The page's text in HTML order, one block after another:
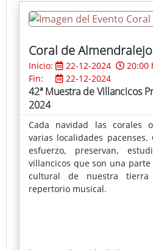
entretenimiento y la
cuenta-cuento
algo alocados y muy
Coral de Almendralejo
Inicio: 22-12-2024
20:00
Fin:
22-12-2024
42ª Muestra de Villancicos
2024
Cada navidad las corales
varias localidades
esfuerzo, preservan,
villancicos que son una
cultural de nuestra
repertorio musical.